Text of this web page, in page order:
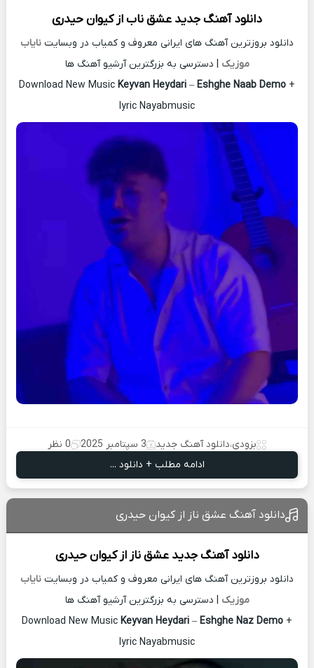
دانلود آهنگ جدید عشق ناب ازکیوان حیدری
دانلود بروزترین آهنگ های ایرانی معروف و کمیاب در وبسایت نایاب
موزیک | دسترسی به بزرگترین آرشیو آهنگ ها
Download New Music Keyvan Heydari – Eshghe Naab Demo +
lyric Nayabmusic
بزودی،دانلود آهنگ جدید 3 سپتامبر 2025
0 نظر
ادامه مطلب + دانلود ...
دانلود آهنگ عشق ناز از کیوان حیدری
دانلود آهنگ جدید عشق ناز ازکیوان حیدری
دانلود بروزترین آهنگ های ایرانی معروف و کمیاب در وبسایت نایاب
موزیک | دسترسی به بزرگترین آرشیو آهنگ ها
Download New Music Keyvan Heydari – Eshghe Naz Demo +
lyric Nayabmusic